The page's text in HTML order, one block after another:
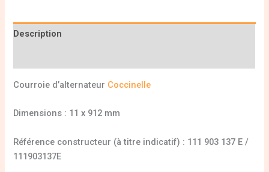
Description
Courroie d’alternateur Coccinelle
Dimensions : 11 x 912 mm
Référence constructeur (à titre indicatif) : 111 903 137 E /
111903137E